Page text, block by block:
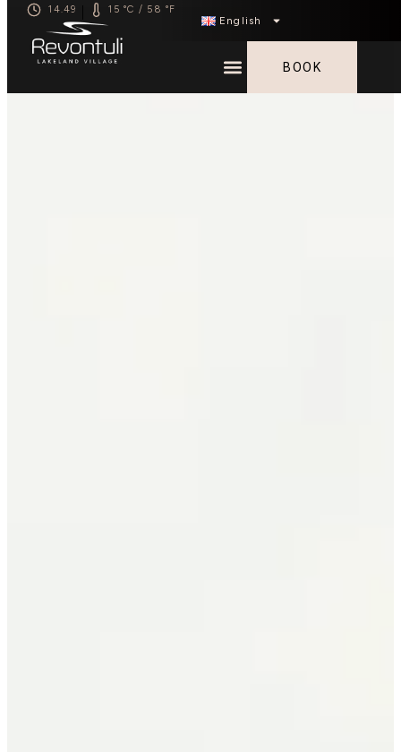
14.49 15 °C / 58 °F
English
BOOK